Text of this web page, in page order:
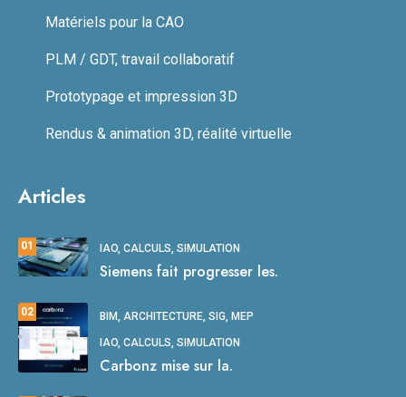
Matériels pour la CAO
PLM / GDT, travail collaboratif
Prototypage et impression 3D
Rendus & animation 3D, réalité virtuelle
Articles
01 IAO, CALCULS, SIMULATION
Siemens fait progresser les.
02 BIM, ARCHITECTURE, SIG, MEP
IAO, CALCULS, SIMULATION
Carbonz mise sur la.